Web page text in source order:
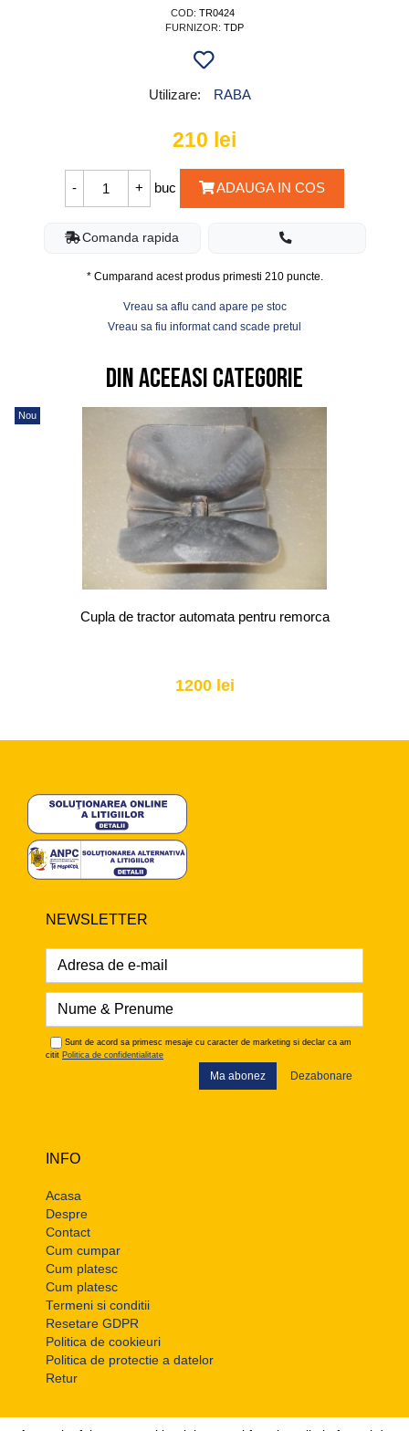
COD: TR0424
FURNIZOR: TDP
Utilizare: RABA
210 lei
buc ADAUGA IN COS
Comanda rapida
* Cumparand acest produs primesti 210puncte.
Vreau sa aflu cand apare pe stoc
Vreau sa fiu informat cand scade pretul
Din aceeasi categorie
Nou
Cupla de tractor automata pentru remorca
1200 lei
NEWSLETTER
Sunt de acord sa primesc mesaje cu caracter de marketing si declar ca am
citit Politica de confidentialitate
Ma abonez Dezabonare
INFO
Acasa
Despre
Contact
Cum cumpar
Cum platesc
Cum platesc
Termeni si conditii
Resetare GDPR
Politica de cookieuri
Politica de protectie a datelor
Retur